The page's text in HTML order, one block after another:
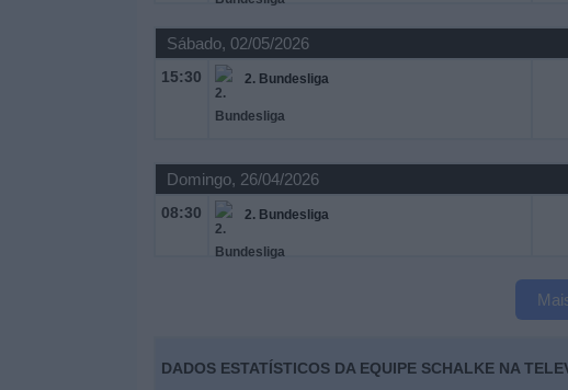
Sábado, 02/05/2026
15:30 2. Bundesliga
Domingo, 26/04/2026
08:30 2. Bundesliga
DADOS ESTATÍSTICOS DA EQUIPE SCHALKE NA